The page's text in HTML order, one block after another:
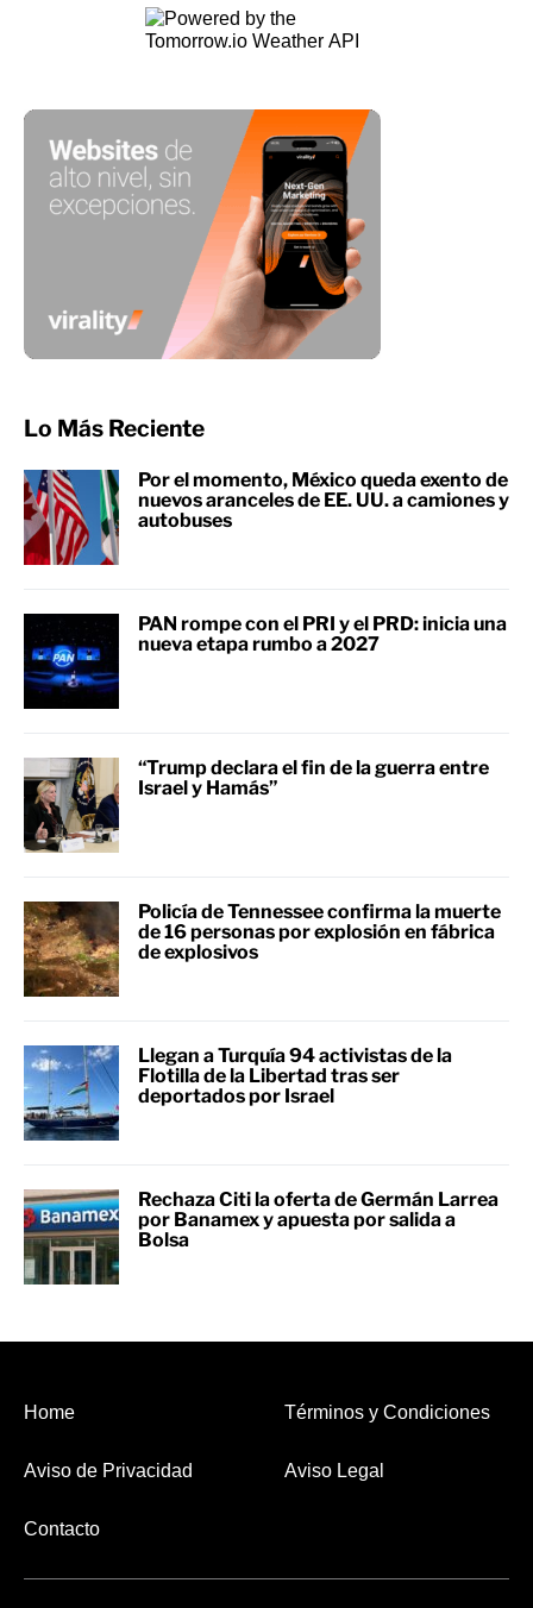
Lo Más Reciente
Por el momento, México queda exento de
nuevos aranceles de EE. UU. a camiones y
autobuses
PAN rompe con el PRI y el PRD: inicia una
nueva etapa rumbo a 2027
“Trump declara el fin de la guerra entre
Israel y Hamás”
Policía de Tennessee confirma la muerte
de 16 personas por explosión en fábrica
de explosivos
Llegan a Turquía 94 activistas de la
Flotilla de la Libertad tras ser
deportados por Israel
Rechaza Citi la oferta de Germán Larrea
por Banamex y apuesta por salida a
Bolsa
Home Términos y Condiciones
Aviso de Privacidad Aviso Legal
Contacto